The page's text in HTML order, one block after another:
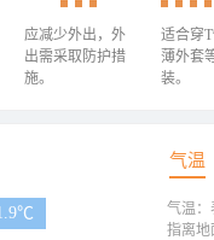
应减少外出，外
出需采取防护措
施。
适合穿
薄外套
装。
气温
气温：
指离地